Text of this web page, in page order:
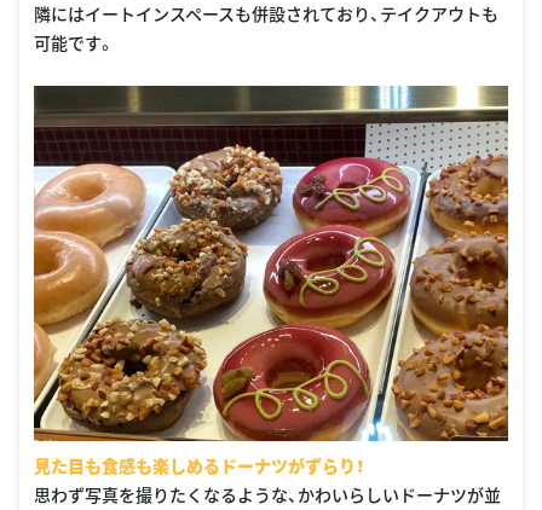
隣にはイートインスペースも併設されており、テイクアウトも
可能です。
見た目も食感も楽しめるドーナツがずらり！
思わず写真を撮りたくなるような、かわいらしいドーナツが並